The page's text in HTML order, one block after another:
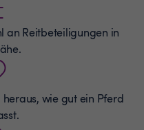
an Reitbeteiligungen in
wie gut ein Pferd